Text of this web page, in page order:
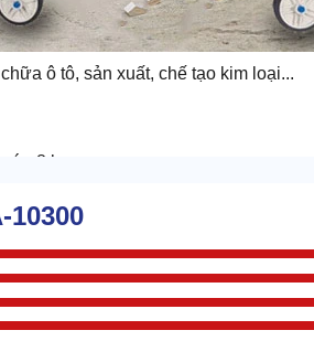
ô tô, sản xuất, chế tạo kim loại...
8 bar.
10300